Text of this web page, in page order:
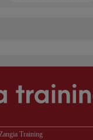
Training